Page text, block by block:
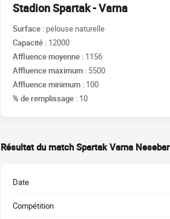
Stadion Spartak - Varna
Surface : pelouse naturelle
Capacité : 12000
Affluence moyenne : 1156
Affluence maximum : 5500
Affluence minimum : 100
% de remplissage : 10
Résultat du match Spartak Varna Nesebar
Date
Compétition